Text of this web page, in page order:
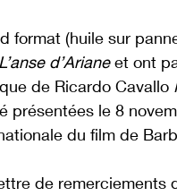
format (huile sur
L’anse d’Ariane et ont
de Ricardo Cavallo
présentées le 8
du film de
de remerciements